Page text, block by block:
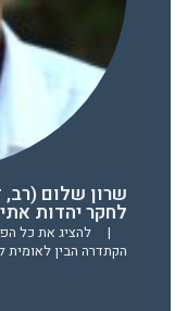
שרון שלום
לחקר יהדות
|
להציג את כל
הקתדרה הבין לאומית